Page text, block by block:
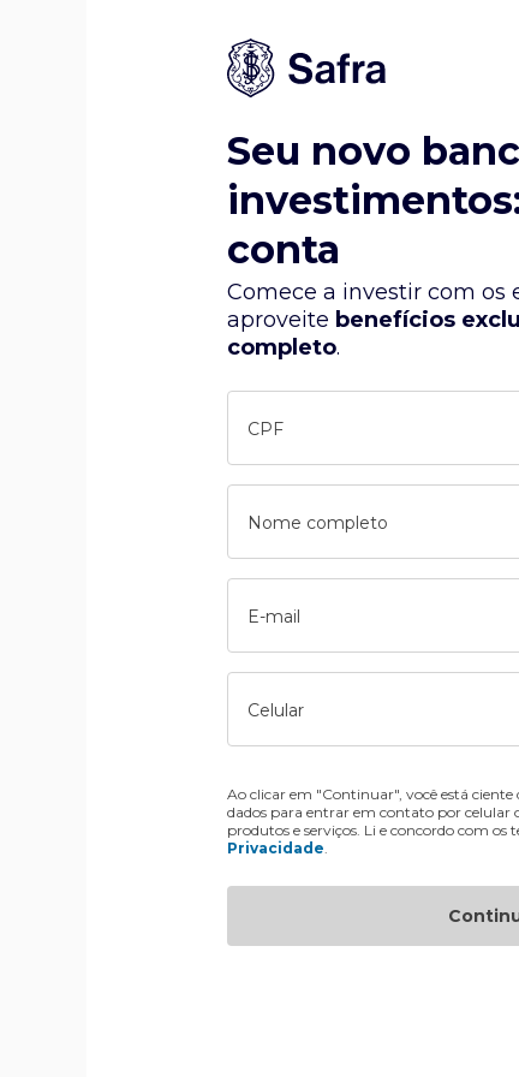
Seu novo
conta
Comece a investir com os
aproveite benefícios
completo.
CPF
Nome completo
E-mail
Celular
Ao clicar em "Continuar", você está ciente
dados para entrar em contato por celular
produtos e serviços. Li e concordo com os
Privacidade